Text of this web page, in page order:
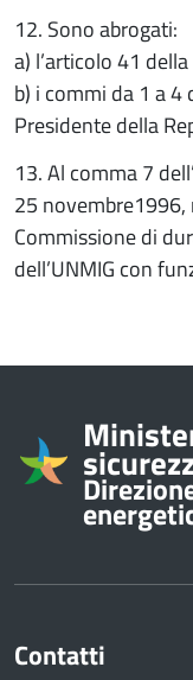
12. Sono abrogati:
a) l’articolo 41
b) i commi da 1 a 4
Presidente della
13. Al comma 7
25 novembre1996,
Commissione di
dell’UNMIG con
Contatti